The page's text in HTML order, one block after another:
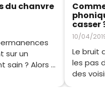
du chanvre
sur un
? Alors ...
casser
10/04/
Le bruit
les pas
des